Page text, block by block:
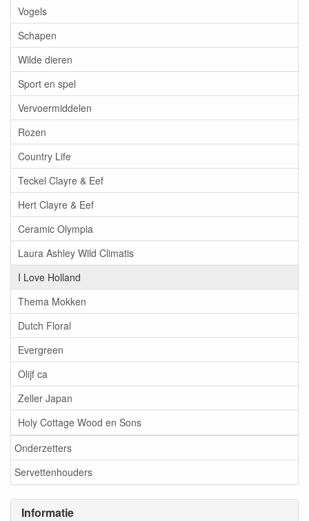
Vogels
Schapen
Wilde dieren
Sport en spel
Vervoermiddelen
Rozen
Country Life
Teckel Clayre & Eef
Hert Clayre & Eef
Ceramic Olympia
Laura Ashley Wild Climatis
I Love Holland
Thema Mokken
Dutch Floral
Evergreen
Olijf ca
Zeller Japan
Holy Cottage Wood en Sons
Onderzetters
Servettenhouders
Informatie